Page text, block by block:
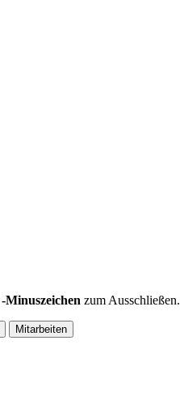
-Minuszeichen zum Ausschließen.
Mitarbeiten